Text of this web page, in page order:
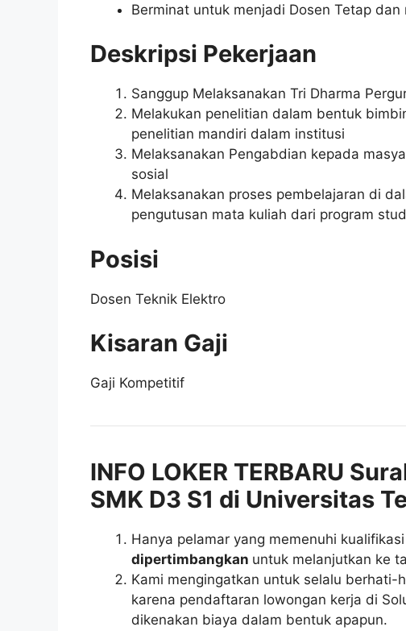
Berminat untuk menjadi Dosen Tetap
Deskripsi Pekerjaan
Sanggup Melaksanakan Tri Dharma
Melakukan penelitian dalam bentuk
penelitian mandiri dalam institusi
Melaksanakan Pengabdian kepada
sosial
Melaksanakan proses pembelajaran di
pengutusan mata kuliah dari program
Posisi
Dosen Teknik Elektro
Kisaran Gaji
Gaji Kompetitif
INFO LOKER TERBARU
SMK D3 S1 di Universitas
Hanya pelamar yang memenuhi
dipertimbangkan untuk melanjutkan ke
Kami mengingatkan untuk selalu berhati-
karena pendaftaran lowongan kerja di
dikenakan biaya dalam bentuk apapun.